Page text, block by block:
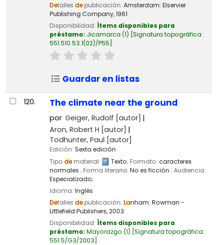
Detalles depublicación: Amsterdam: Elservier
Publishing Company,1961
Disponibilidad: Ítems disponibles para
préstamo: Jicamarca (1) Signatura topográfica:
551.510.53.1(02)/P55 .
Guardar en listas
120. The climate near the ground
por Geiger, Rudolf [autor]
Aron, Robert H [autor]
Todhunter, Paul [autor]
Edición: Sexta edición
Tipo dematerial: Texto; Formato: caracteres
normales ; Forma literaria: No es ficción ; Audiencia:
Especializado;
Idioma: Inglés
Detalles depublicación: Lanham: Rowman -
Littlefield Publishers,2003
Disponibilidad: Ítems disponibles para
préstamo: Mayorazgo (1) Signatura topográfica:
551.5/G3/2003 .